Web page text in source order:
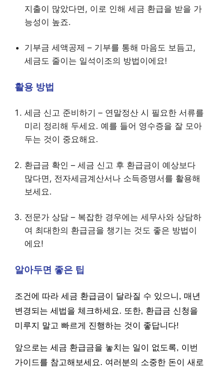
지출이 많았다면, 이로 인해 세금 환급을 받을 가
능성이 높죠.
기부금 세액공제 – 기부를 통해 마음도 보듬고,
세금도 줄이는 일석이조의 방법이에요!
활용 방법
세금 신고 준비하기 – 연말정산 시 필요한 서류를
미리 정리해 두세요. 예를 들어 영수증을 잘 모아
두는 것이 중요해요.
환급금 확인 – 세금 신고 후 환급금이 예상보다
많다면, 전자세금계산서나 소득증명서를 활용해
보세요.
전문가 상담 – 복잡한 경우에는 세무사와 상담하
여 최대한의 환급금을 챙기는 것도 좋은 방법이
에요!
알아두면 좋은 팁
조건에 따라 세금 환급금이 달라질 수 있으니, 매년
변경되는 세법을 체크하세요. 또한, 환급금 신청을
미루지 말고 빠르게 진행하는 것이 좋답니다!
앞으로는 세금 환급금을 놓치는 일이 없도록, 이번
가이드를 참고해보세요. 여러분의 소중한 돈이 새로